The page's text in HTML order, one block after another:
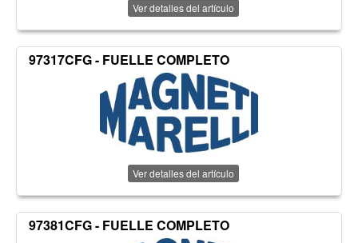
Ver detalles del artículo
97317CFG - FUELLE COMPLETO
Ver detalles del artículo
97381CFG - FUELLE COMPLETO